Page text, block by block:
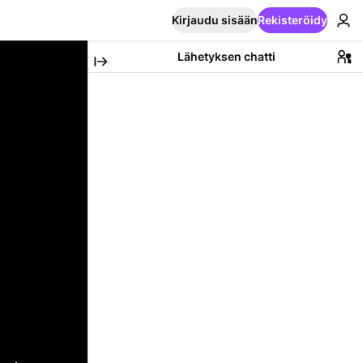
Kirjaudu sisäänRekisteröidy
Lähetyksen chatti